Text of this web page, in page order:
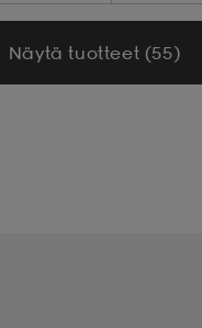
Näytä tuotteet (55)